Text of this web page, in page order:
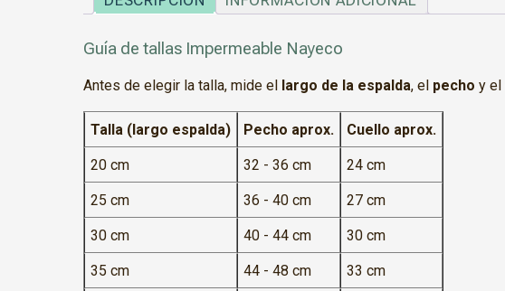
Guía de tallas Impermeable Nayeco
Antes de elegir la talla, mide el largo de la espalda, el pecho y el
Talla (largo espalda) Pecho aprox. Cuello aprox.
20 cm 32 - 36 cm 24 cm
25 cm 36 - 40 cm 27 cm
30 cm 40 - 44 cm 30 cm
35 cm 44 - 48 cm 33 cm